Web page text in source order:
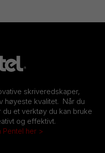
skriveredskaper,
høyeste kvalitet. Når du
et verktøy du kan bruke
og effektivt.
Pentel her >